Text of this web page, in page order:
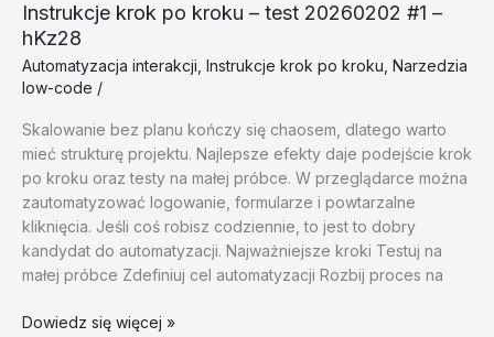
Instrukcje krok po kroku – test 20260202 #1 –
hKz28
Automatyzacja interakcji Instrukcje krok po kroku Narzedzia
low-code /
Skalowanie bez planu kończy się chaosem, dlatego warto
mieć strukturę projektu. Najlepsze efekty daje podejście krok
po kroku oraz testy na małej próbce. W przeglądarce można
zautomatyzować logowanie, formularze i powtarzalne
kliknięcia. Jeśli coś robisz codziennie, to jest to dobry
kandydat do automatyzacji. Najważniejsze kroki Testuj na
małej próbce Zdefiniuj cel automatyzacji Rozbij proces na
Instrukcje
Dowiedz się więcej »